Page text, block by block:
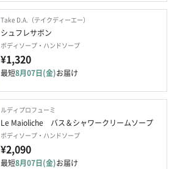
Take D.A.（テイクディーエー）
シュフレサボン
ボディソープ・ハンドソープ
¥1,320
最短8月07日(金)お届け
ルディプロフューミ
Le Maioliche　バス＆シャワークリームソープ
ボディソープ・ハンドソープ
¥2,090
最短8月07日(金)お届け